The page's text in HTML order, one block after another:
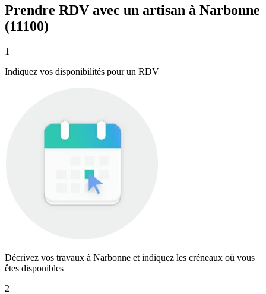
Prendre RDV avec un artisan à Narbonne
(11100)
1
Indiquez vos disponibilités pour un RDV
Décrivez vos travaux à Narbonne et indiquez les créneaux où vous
êtes disponibles
2